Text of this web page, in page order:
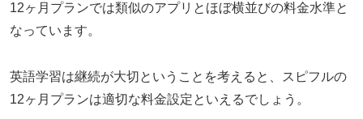
12ヶ月プランでは類似のアプリとほぼ横並びの料金水準と
なっています。
英語学習は継続が大切ということを考えると、スピフルの
12ヶ月プランは適切な料金設定といえるでしょう。